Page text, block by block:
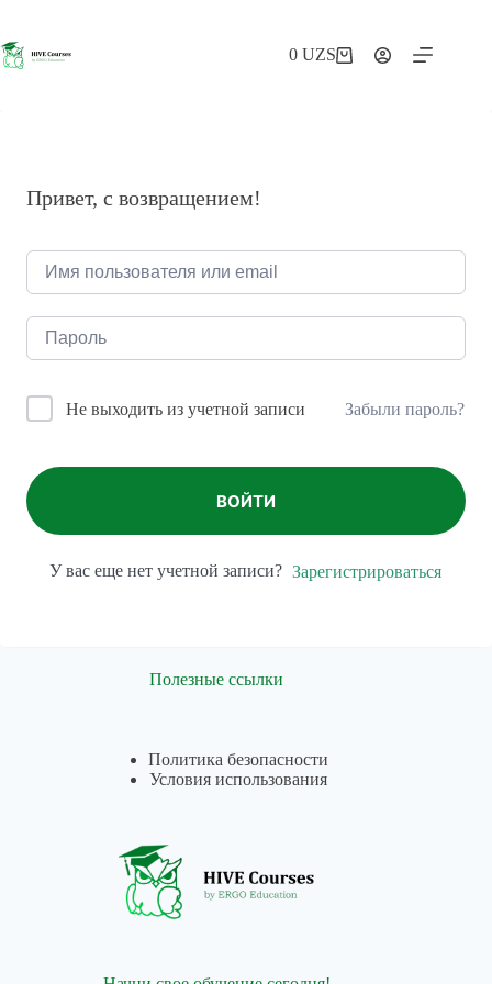
сути
Корзина
0UZS
Привет, с возвращением!
Не выходить из учетной записи Забыли пароль?
ВОЙТИ
У вас еще нет учетной записи? Зарегистрироваться
Полезные ссылки
Политика безопасности
Условия использования